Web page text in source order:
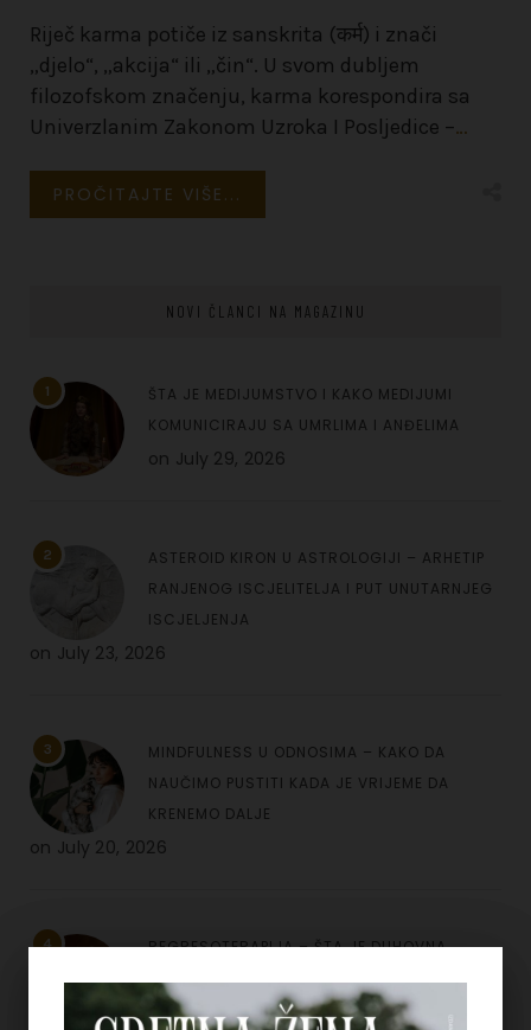
Riječ karma potiče iz sanskrita (कर्म) i znači
„djelo“, „akcija“ ili „čin“. U svom dubljem
filozofskom značenju, karma korespondira sa
Univerzlanim Zakonom Uzroka I Posljedice –…
PROČITAJTE VIŠE...
NOVI ČLANCI NA MAGAZINU
1
ŠTA JE MEDIJUMSTVO I KAKO MEDIJUMI
KOMUNICIRAJU SA UMRLIMA I ANĐELIMA
on July 29, 2026
2
ASTEROID KIRON U ASTROLOGIJI – ARHETIP
RANJENOG ISCJELITELJA I PUT UNUTARNJEG
ISCJELJENJA
on July 23, 2026
3
MINDFULNESS U ODNOSIMA – KAKO DA
NAUČIMO PUSTITI KADA JE VRIJEME DA
KRENEMO DALJE
on July 20, 2026
4
REGRESOTERAPIJA – ŠTA JE DUHOVNA
ŽIVOTA MOGU POMOĆI